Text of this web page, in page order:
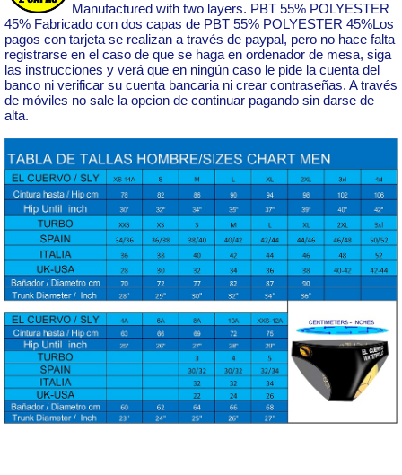
Manufactured with two layers. PBT 55% POLYESTER
45% Fabricado con dos capas de PBT 55% POLYESTER 45%Los
pagos con tarjeta se realizan a través de paypal, pero no hace falta
registrarse en el caso de que se haga en ordenador de mesa, siga
las instrucciones y verá que en ningún caso le pide la cuenta del
banco ni verificar su cuenta bancaria ni crear contraseñas. A través
de móviles no sale la opcion de continuar pagando sin darse de
alta.